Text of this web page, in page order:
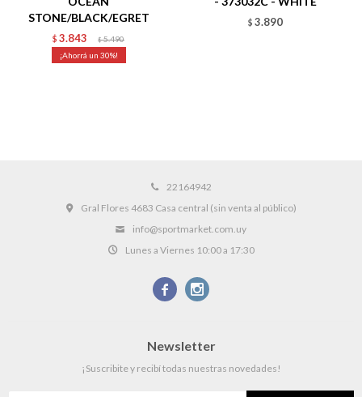
STONE/BLACK/EGRET
$ 3.843 $ 5.490
30
$ 3.890
22164942
Gral Flores 4683 Casa central (sin venta al público)
info@sportmarket.com.uy
Lunes a Viernes 10:00 a 17:30
 
Newsletter
¡Suscribite y recibí todas nuestras novedades!